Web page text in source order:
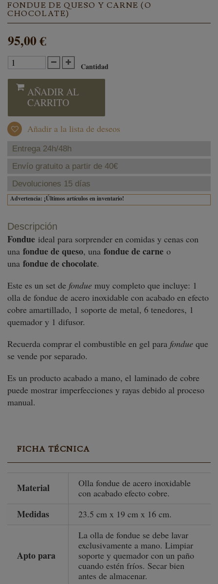
FONDUE DE QUESO Y CARNE (O
CHOCOLATE)
95,00 €
Cantidad
AÑADIR AL
CARRITO
Añadir a la lista de deseos
Entrega 24h/48h
Envío gratuito a partir de 40€
Devoluciones 15 días
Advertencia: ¡Últimos artículos en inventario!
Descripción
Fondue ideal para sorprender en comidas y cenas con
una fondue de queso, una fondue de carne o
una fondue de chocolate.
Este es un set de fondue muy completo que incluye: 1
olla de fondue de acero inoxidable con acabado en efecto
cobre amartillado, 1 soporte de metal, 6 tenedores, 1
quemador y 1 difusor.
Recuerda comprar el combustible en gel para fondue que
se vende por separado.
Es un producto acabado a mano, el laminado de cobre
puede mostrar imperfecciones y rayas debido al proceso
manual.
FICHA TÉCNICA
Material
Olla fondue de acero inoxidable
con acabado efecto cobre.
Medidas 23.5 cm x 19 cm x 16 cm.
Apto para
La olla de fondue se debe lavar
exclusivamente a mano. Limpiar
soporte y quemador con un paño
cuando estén fríos. Secar bien
antes de almacenar.